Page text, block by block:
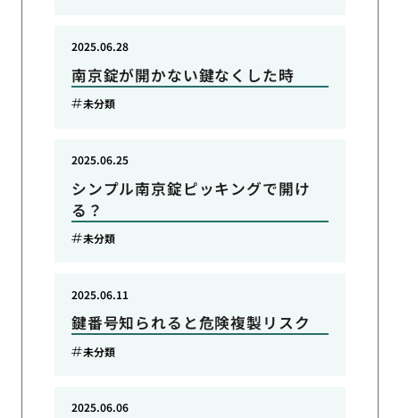
南京錠が開かない鍵なくした時
2025.06.28
未分類
シンプル南京錠ピッキングで開け
る？
2025.06.25
未分類
鍵番号知られると危険複製リスク
2025.06.11
未分類
2025.06.06